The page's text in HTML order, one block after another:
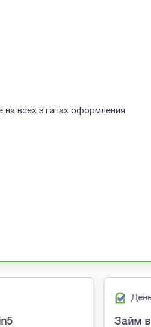
на всех этапах оформления
Первый займ бесплатно